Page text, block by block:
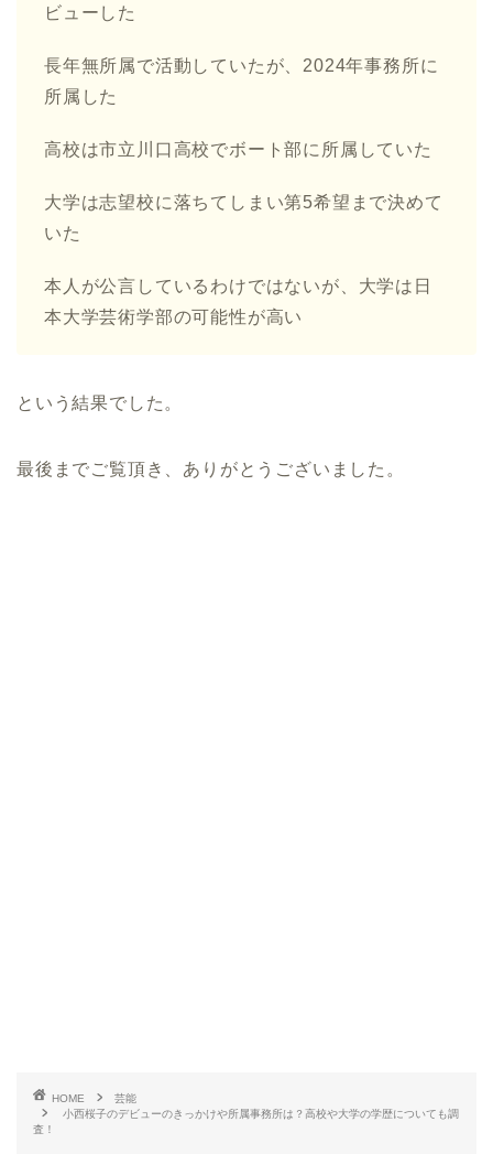
ビューした
長年無所属で活動していたが、2024年事務所に
所属した
高校は市立川口高校でボート部に所属していた
大学は志望校に落ちてしまい第5希望まで決めて
いた
本人が公言しているわけではないが、大学は日
本大学芸術学部の可能性が高い
という結果でした。
最後までご覧頂き、ありがとうございました。
HOME
芸能
小西桜子のデビューのきっかけや所属事務所は？高校や大学の学歴についても調
査！